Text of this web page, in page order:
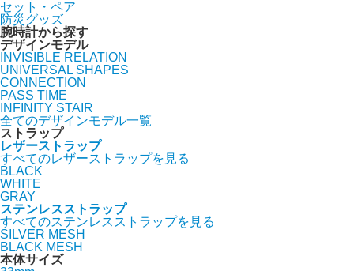
セット・ペア
防災グッズ
腕時計から探す
デザインモデル
INVISIBLE RELATION
UNIVERSAL SHAPES
CONNECTION
PASS TIME
INFINITY STAIR
全てのデザインモデル一覧
ストラップ
レザーストラップ
すべてのレザーストラップを見る
BLACK
WHITE
GRAY
ステンレスストラップ
すべてのステンレスストラップを見る
SILVER MESH
BLACK MESH
本体サイズ